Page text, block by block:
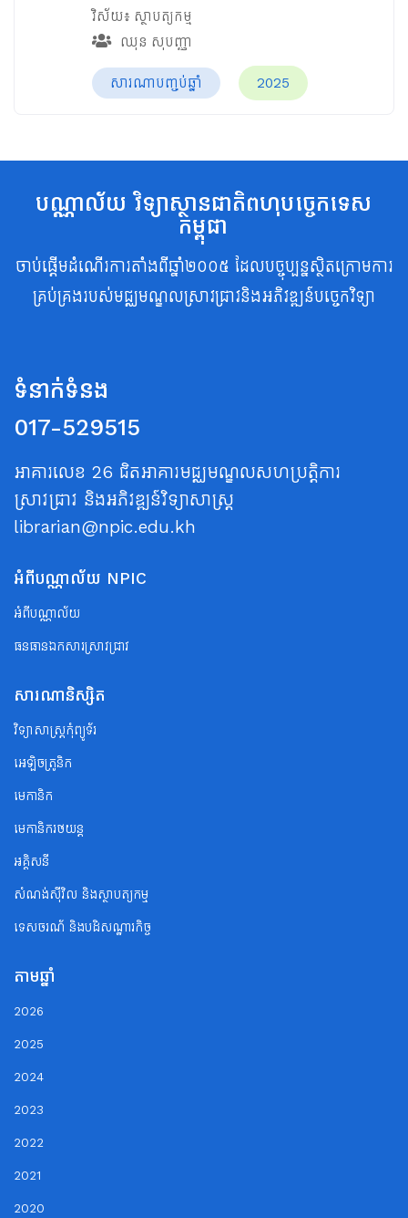
វិស័យ៖ ស្ថាបត្យកម្ម
ឈុន សុបញ្ញា
សារណាបញ្ចប់ឆ្នាំ 2025
បណ្ណាល័យ វិទ្យាស្ថានជាតិពហុបច្ចេកទេស
កម្ពុជា
ចាប់ផ្តើមដំណើរការតាំងពីឆ្នាំ២០០៥ ដែលបច្ចុប្បន្នស្ថិតក្រោមការ
គ្រប់គ្រងរបស់មជ្ឈមណ្ឌលស្រាវជ្រាវនិងអភិវឌ្ឍន៍បច្ចេកវិទ្យា
ទំនាក់ទំនង
017-529515
អាគារលេខ 26 ជិតអាគារមជ្ឈមណ្ឌលសហប្រត្តិការ
ស្រាវជ្រាវ និងអភិវឌ្ឍន៍វិទ្យាសាស្ត្រ
librarian@npic.edu.kh
អំពីបណ្ណាល័យ NPIC
អំពីបណ្ណាល័យ
ធនធានឯកសារស្រាវជ្រាវ
សារណានិស្សិត
វិទ្យាសាស្ត្រកុំព្យូទ័រ
អេឡិចត្រូនិក
មេកានិក
មេកានិករថយន្ត
អគ្គិសនី
សំណង់ស៊ីវិល និងស្ថាបត្យកម្ម
ទេសចរណ័ និងបដិសណ្ឋារកិច្ច
តាមឆ្នាំ
2026
2025
2024
2023
2022
2021
2020